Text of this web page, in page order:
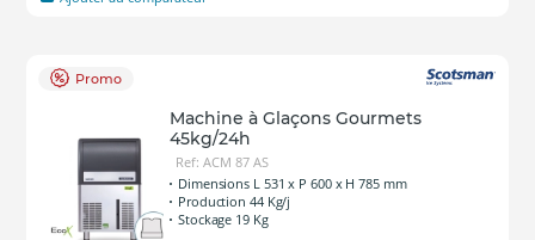
Promo
Machine à Glaçons Gourmets
45kg/24h
Ref: ACM 87 AS
Dimensions L 531 x P 600 x H 785 mm
Production 44 Kg/j
Stockage 19 Kg